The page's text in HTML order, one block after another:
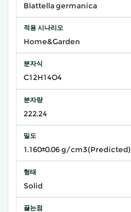
Blattella germanica
적용 시나리오
Home&Garden
분자식
C12H14O4
분자량
222.24
밀도
1.160±0.06 g/cm3(Predicted)
형태
Solid
끓는점